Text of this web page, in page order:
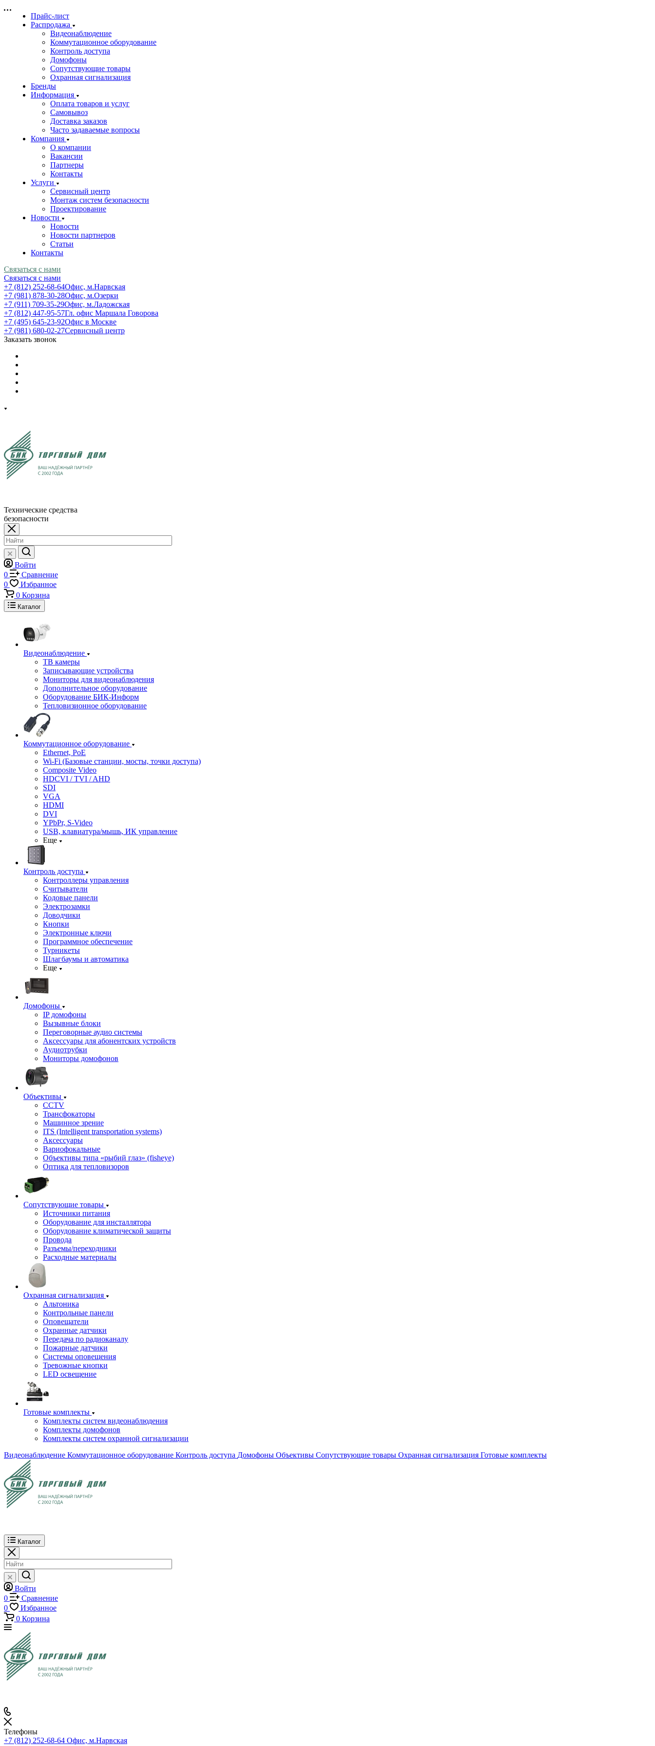
Прайс-лист
Распродажа
Видеонаблюдение
Коммутационное оборудование
Контроль доступа
Домофоны
Сопутствующие товары
Охранная сигнализация
Бренды
Информация
Оплата товаров и услуг
Самовывоз
Доставка заказов
Часто задаваемые вопросы
Компания
О компании
Вакансии
Партнеры
Контакты
Услуги
Сервисный центр
Монтаж систем безопасности
Проектирование
Новости
Новости
Новости партнеров
Статьи
Контакты
Связаться с нами
Связаться с нами
+7 (812) 252-68-64Офис, м.Нарвская
+7 (981) 878-30-28Офис, м.Озерки
+7 (911) 709-35-29Офис, м.Ладожская
+7 (812) 447-95-57Гл. офис Маршала Говорова
+7 (495) 645-23-92Офис в Москве
+7 (981) 680-02-27Сервисный центр
Заказать звонок
Технические средства
безопасности
Войти
0
Сравнение
0
Избранное
0 Корзина
Каталог
Видеонаблюдение
ТВ камеры
Записывающие устройства
Мониторы для видеонаблюдения
Дополнительное оборудование
Оборудование БИК-Информ
Тепловизионное оборудование
Коммутационное оборудование
Ethernet, PoE
Wi-Fi (Базовые станции, мосты, точки доступа)
Composite Video
HDCVI / TVI / AHD
SDI
VGA
HDMI
DVI
YPbPr, S-Video
USB, клавиатура/мышь, ИК управление
Еще
Контроль доступа
Контроллеры управления
Считыватели
Кодовые панели
Электрозамки
Доводчики
Кнопки
Электронные ключи
Программное обеспечение
Турникеты
Шлагбаумы и автоматика
Еще
Домофоны
IP домофоны
Вызывные блоки
Переговорные аудио системы
Аксессуары для абонентских устройств
Аудиотрубки
Мониторы домофонов
Объективы
CCTV
Трансфокаторы
Машинное зрение
ITS (Intelligent transportation systems)
Аксессуары
Вариофокальные
Объективы типа «рыбий глаз» (fisheye)
Оптика для тепловизоров
Сопутствующие товары
Источники питания
Оборудование для инсталлятора
Оборудование климатической защиты
Провода
Разъемы/переходники
Расходные материалы
Охранная сигнализация
Альтоника
Контрольные панели
Оповещатели
Охранные датчики
Передача по радиоканалу
Пожарные датчики
Системы оповещения
Тревожные кнопки
LED освещение
Готовые комплекты
Комплекты систем видеонаблюдения
Комплекты домофонов
Комплекты систем охранной сигнализации
Видеонаблюдение Коммутационное оборудование Контроль доступа Домофоны Объективы Сопутствующие товары Охранная сигнализация Готовые комплекты
Каталог
Войти
0
Сравнение
0
Избранное
0 Корзина
Телефоны
+7 (812) 252-68-64 Офис, м.Нарвская